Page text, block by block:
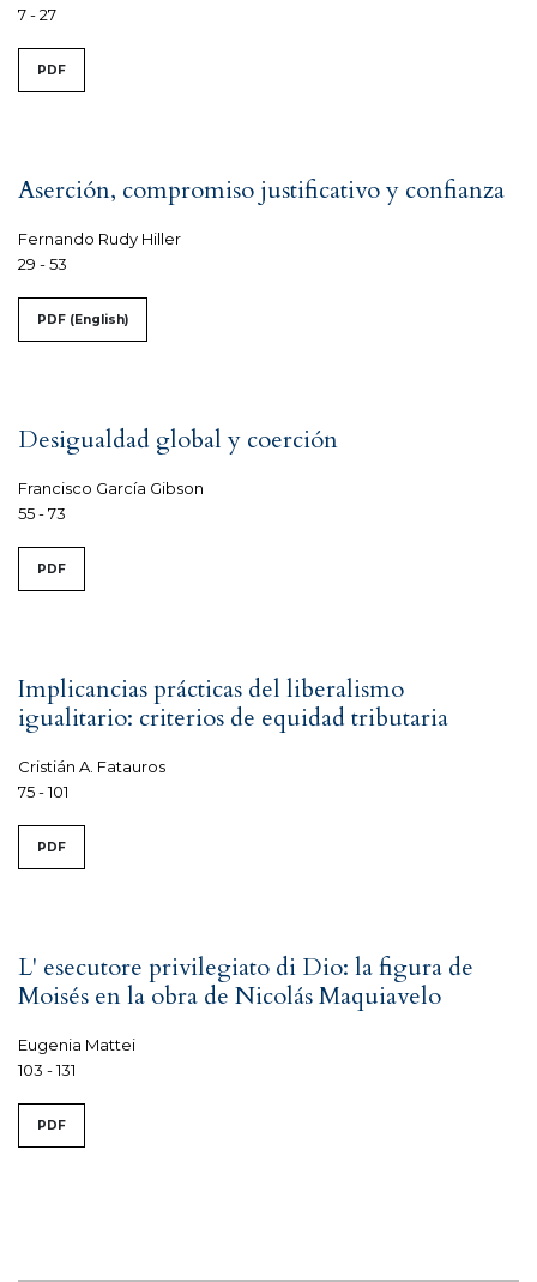
7 - 27
PDF
Aserción, compromiso justificativo y confianza
Fernando Rudy Hiller
29 - 53
PDF (English)
Desigualdad global y coerción
Francisco García Gibson
55 - 73
PDF
Implicancias prácticas del liberalismo
igualitario: criterios de equidad tributaria
Cristián A. Fatauros
75 - 101
PDF
L' esecutore privilegiato di Dio: la figura de
Moisés en la obra de Nicolás Maquiavelo
Eugenia Mattei
103 - 131
PDF